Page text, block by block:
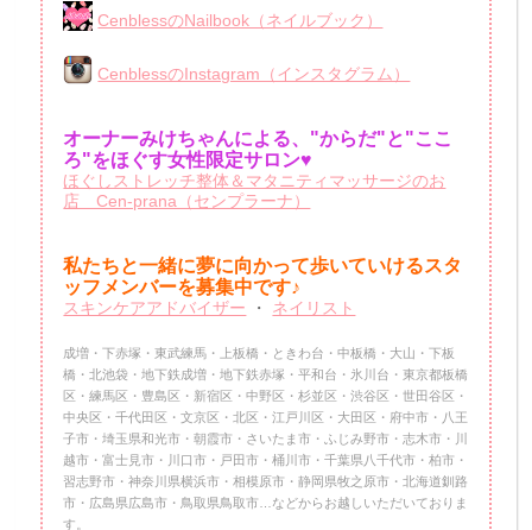
CenblessのNailbook（ネイルブック）
CenblessのInstagram（インスタグラム）
オーナーみけちゃんによる、"からだ"と"ここ
ろ"をほぐす女性限定サロン♥
ほぐしストレッチ整体＆マタニティマッサージのお
店 Cen-prana（センプラーナ）
私たちと一緒に夢に向かって歩いていけるスタ
ッフメンバーを募集中です♪
スキンケアアドバイザー ・ ネイリスト
成増・下赤塚・東武練馬・上板橋・ときわ台・中板橋・大山・下板
橋・北池袋・地下鉄成増・地下鉄赤塚・平和台・氷川台・東京都板橋
区・練馬区・豊島区・新宿区・中野区・杉並区・渋谷区・世田谷区・
中央区・千代田区・文京区・北区・江戸川区・大田区・府中市・八王
子市・埼玉県和光市・朝霞市・さいたま市・ふじみ野市・志木市・川
越市・富士見市・川口市・戸田市・桶川市・千葉県八千代市・柏市・
習志野市・神奈川県横浜市・相模原市・静岡県牧之原市・北海道釧路
市・広島県広島市・鳥取県鳥取市…などからお越しいただいておりま
す。